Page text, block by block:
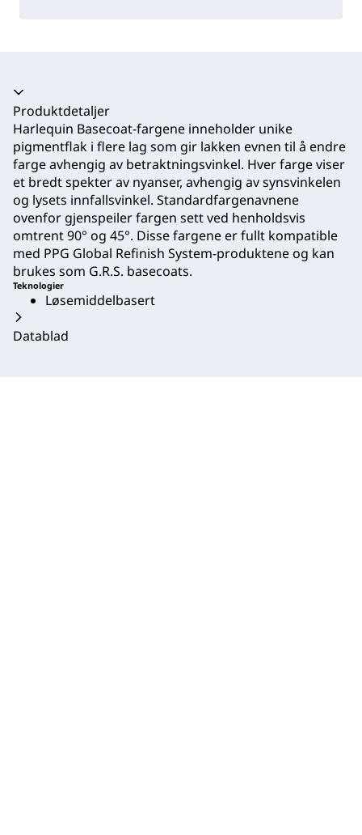
Trekkspill kollapset
Produktdetaljer
Harlequin Basecoat-fargene inneholder unike
pigmentflak i flere lag som gir lakken evnen til å endre
farge avhengig av betraktningsvinkel. Hver farge viser
et bredt spekter av nyanser, avhengig av synsvinkelen
og lysets innfallsvinkel. Standardfargenavnene
ovenfor gjenspeiler fargen sett ved henholdsvis
omtrent 90° og 45°. Disse fargene er fullt kompatible
med PPG Global Refinish System-produktene og kan
brukes som G.R.S. basecoats.
Teknologier
Løsemiddelbasert
Datablad